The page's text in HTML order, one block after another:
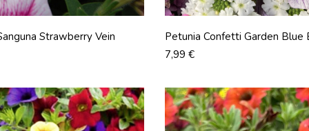
Strawberry Vein
Petunia Confetti Garden Blue
Prix
7,99 €